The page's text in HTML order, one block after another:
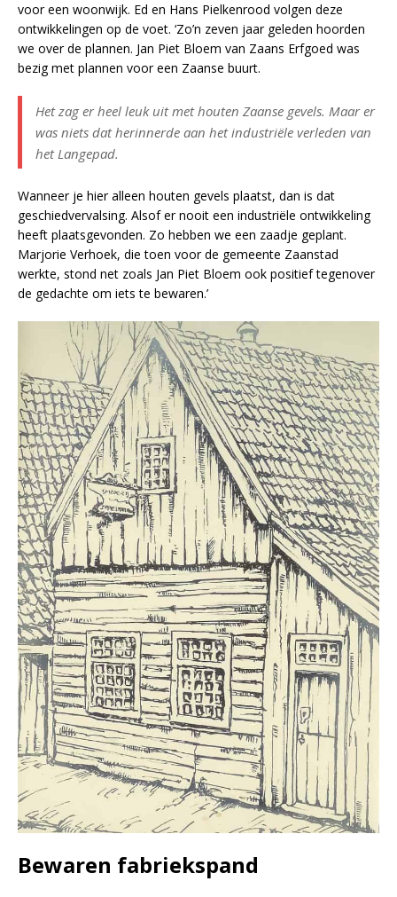
voor een woonwijk. Ed en Hans Pielkenrood volgen deze
ontwikkelingen op de voet. ‘Zo’n zeven jaar geleden hoorden
we over de plannen. Jan Piet Bloem van Zaans Erfgoed was
bezig met plannen voor een Zaanse buurt.
Het zag er heel leuk uit met houten Zaanse gevels. Maar er
was niets dat herinnerde aan het industriële verleden van
het Langepad.
Wanneer je hier alleen houten gevels plaatst, dan is dat
geschiedvervalsing. Alsof er nooit een industriële ontwikkeling
heeft plaatsgevonden. Zo hebben we een zaadje geplant.
Marjorie Verhoek, die toen voor de gemeente Zaanstad
werkte, stond net zoals Jan Piet Bloem ook positief tegenover
de gedachte om iets te bewaren.’
Bewaren fabriekspand